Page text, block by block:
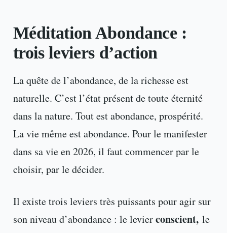
Méditation Abondance :
trois leviers d’action
La quête de l’abondance, de la richesse est
naturelle. C’est l’état présent de toute éternité
dans la nature. Tout est abondance, prospérité.
La vie même est abondance. Pour le manifester
dans sa vie en 2026, il faut commencer par le
choisir, par le décider.
Il existe trois leviers très puissants pour agir sur
son niveau d’abondance : le levierconscient,le